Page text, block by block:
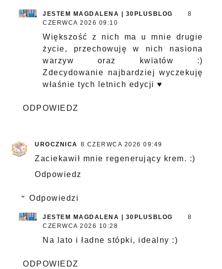
JESTEM MAGDALENA | 30PLUSBLOG
8
CZERWCA 2026 09:10
Większość z nich ma u mnie drugie
życie, przechowuję w nich nasiona
warzyw oraz kwiatów :)
Zdecydowanie najbardziej wyczekuję
właśnie tych letnich edycji ♥
ODPOWIEDZ
UROCZNICA 8 CZERWCA 2026 09:49
Zaciekawił mnie regenerujący krem. :)
Odpowiedz
Odpowiedzi
JESTEM MAGDALENA | 30PLUSBLOG
8
CZERWCA 2026 10:28
Na lato i ładne stópki, idealny :)
ODPOWIEDZ